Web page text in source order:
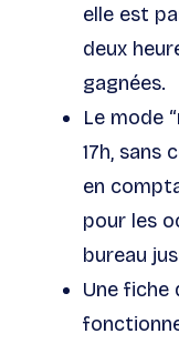
elle est
deux
gagnées.
Le mode
17h, sans
en
pour les
bureau
Une fiche